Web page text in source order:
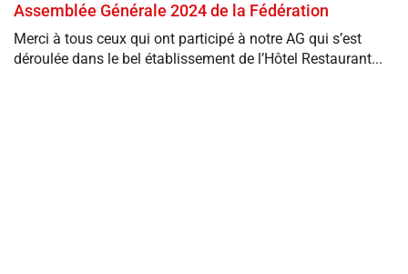
Assemblée Générale 2024 de la Fédération
Merci à tous ceux qui ont participé à notre AG qui s’est
déroulée dans le bel établissement de l’Hôtel Restaurant...